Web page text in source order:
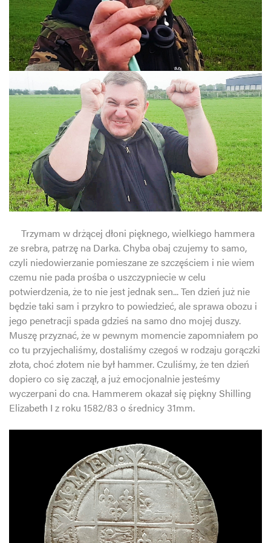
Trzymam w drżącej dłoni pięknego, wielkiego hammera
ze srebra, patrzę na Darka. Chyba obaj czujemy to samo,
czyli niedowierzanie pomieszane ze szczęściem i nie wiem
czemu nie pada prośba o uszczypniecie w celu
potwierdzenia, że to nie jest jednak sen... Ten dzień już nie
będzie taki sam i przykro to powiedzieć, ale sprawa obozu i
jego penetracji spada gdzieś na samo dno mojej duszy.
Muszę przyznać, że w pewnym momencie zapomniałem po
co tu przyjechaliśmy, dostaliśmy czegoś w rodzaju gorączki
złota, choć złotem nie był hammer. Czuliśmy, że ten dzień
dopiero co się zaczął, a już emocjonalnie jesteśmy
wyczerpani do cna. Hammerem okazał się piękny Shilling
Elizabeth I z roku 1582/83 o średnicy 31mm.